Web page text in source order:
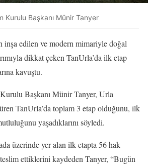
Kurulu Başkanı Münir Tanyer
inşa edilen ve modern mimariyle doğal
dikkat çeken TanUrla’da ilk etap
kavuştu.
Başkanı Münir Tanyer, Urla
TanUrla’da toplam 3 etap olduğunu, ilk
yaşadıklarını söyledi.
üzerinde yer alan ilk etapta 56 hak
teslim ettiklerini kaydeden Tanyer, “Bugün